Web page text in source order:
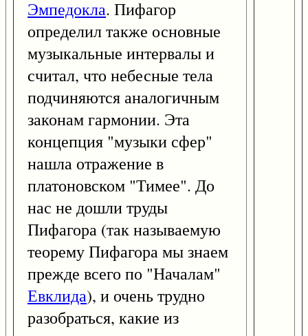
Эмпедокла. Пифагор
определил также основные
музыкальные интервалы и
считал, что небесные тела
подчиняются аналогичным
законам гармонии. Эта
концепция "музыки сфер"
нашла отражение в
платоновском "Тимее". До
нас не дошли труды
Пифагора (так называемую
теорему Пифагора мы знаем
прежде всего по "Началам"
Евклида), и очень трудно
разобраться, какие из